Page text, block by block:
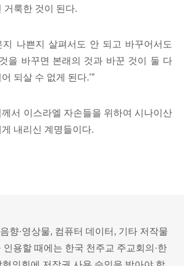
거룩한 것이 된다.
지 나쁜지 살펴서도 안 되고 바꾸어서도
을 바꾸면 본래의 것과 바꾼 것이 둘 다
되살 수 없게 된다.’”
서 이스라엘 자손들을 위하여 시나이산
내리신 계명들이다.
향·영상물, 컴퓨터 데이터, 기타 저작물
인용할 때에는 한국 천주교 주교회의·한